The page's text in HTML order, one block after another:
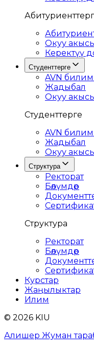
Окуу
Керектүү
Студенттерге
AVN
Жадыбал
Окуу
Студенттерге
AVN
Жадыбал
Окуу
Структура
Ректорат
Бөлүмдөр
Структура
Ректорат
Бөлүмдөр
Курстар
Жаңылыктар
Илим
© 2026 KIU
Алишер Жуман